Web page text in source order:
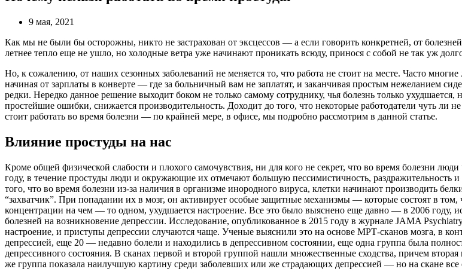
9 мая, 2021
Как мы не были бы осторожны, никто не застрахован от эксцессов — а если говорить конкретней, от
летнее тепло еще не ушло, но холодные ветра уже начинают проникать всюду, принося с собой не так уж
Но, к сожалению, от наших сезонных заболеваний не меняется то, что работа не стоит на месте. Часто
начиная от зарплаты в конверте — где за больничный вам не заплатят, и заканчивая простым нежеланием
редки. Нередко данное решение выходит боком не только самому сотруднику, чья болезнь только
простейшие ошибки, снижается производительность. Доходит до того, что некоторые работодатели чуть
стоит работать во время болезни — по крайней мере, в офисе, мы подробно рассмотрим в данной статье.
Влияние простуды на нас
Кроме общей физической слабости и плохого самочувствия, ни для кого не секрет, что во время болезни
году, в течение простуды люди и окружающие их отмечают большую пессимистичность, раздражительность
того, что во время болезни из-за наличия в организме инородного вируса, клетки начинают производить
“захватчик”. При попадании их в мозг, он активирует особые защитные механизмы — которые состоят в том,
концентрации на чем — то одном, ухудшается настроение. Все это было выяснено еще давно — в 2006 году,
болезней на возникновение депрессии. Исследование, опубликованное в 2015 году в журнале JAMA
настроение, и приступы депрессии случаются чаще. Ученые выяснили это на основе МРТ-сканов мозга, в
депрессией, еще 20 — недавно болели и находились в депрессивном состоянии, еще одна группа была
депрессивного состояния. В сканах первой и второй группой нашли множественные сходства, причем
же группа показала наилучшую картину среди заболевших или же страдающих депрессией — но на скане